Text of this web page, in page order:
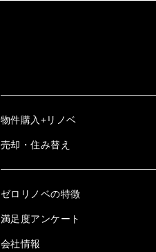
物件購入+リノベ
売却・住み替え
ゼロリノベの特徴
満足度アンケート
会社情報